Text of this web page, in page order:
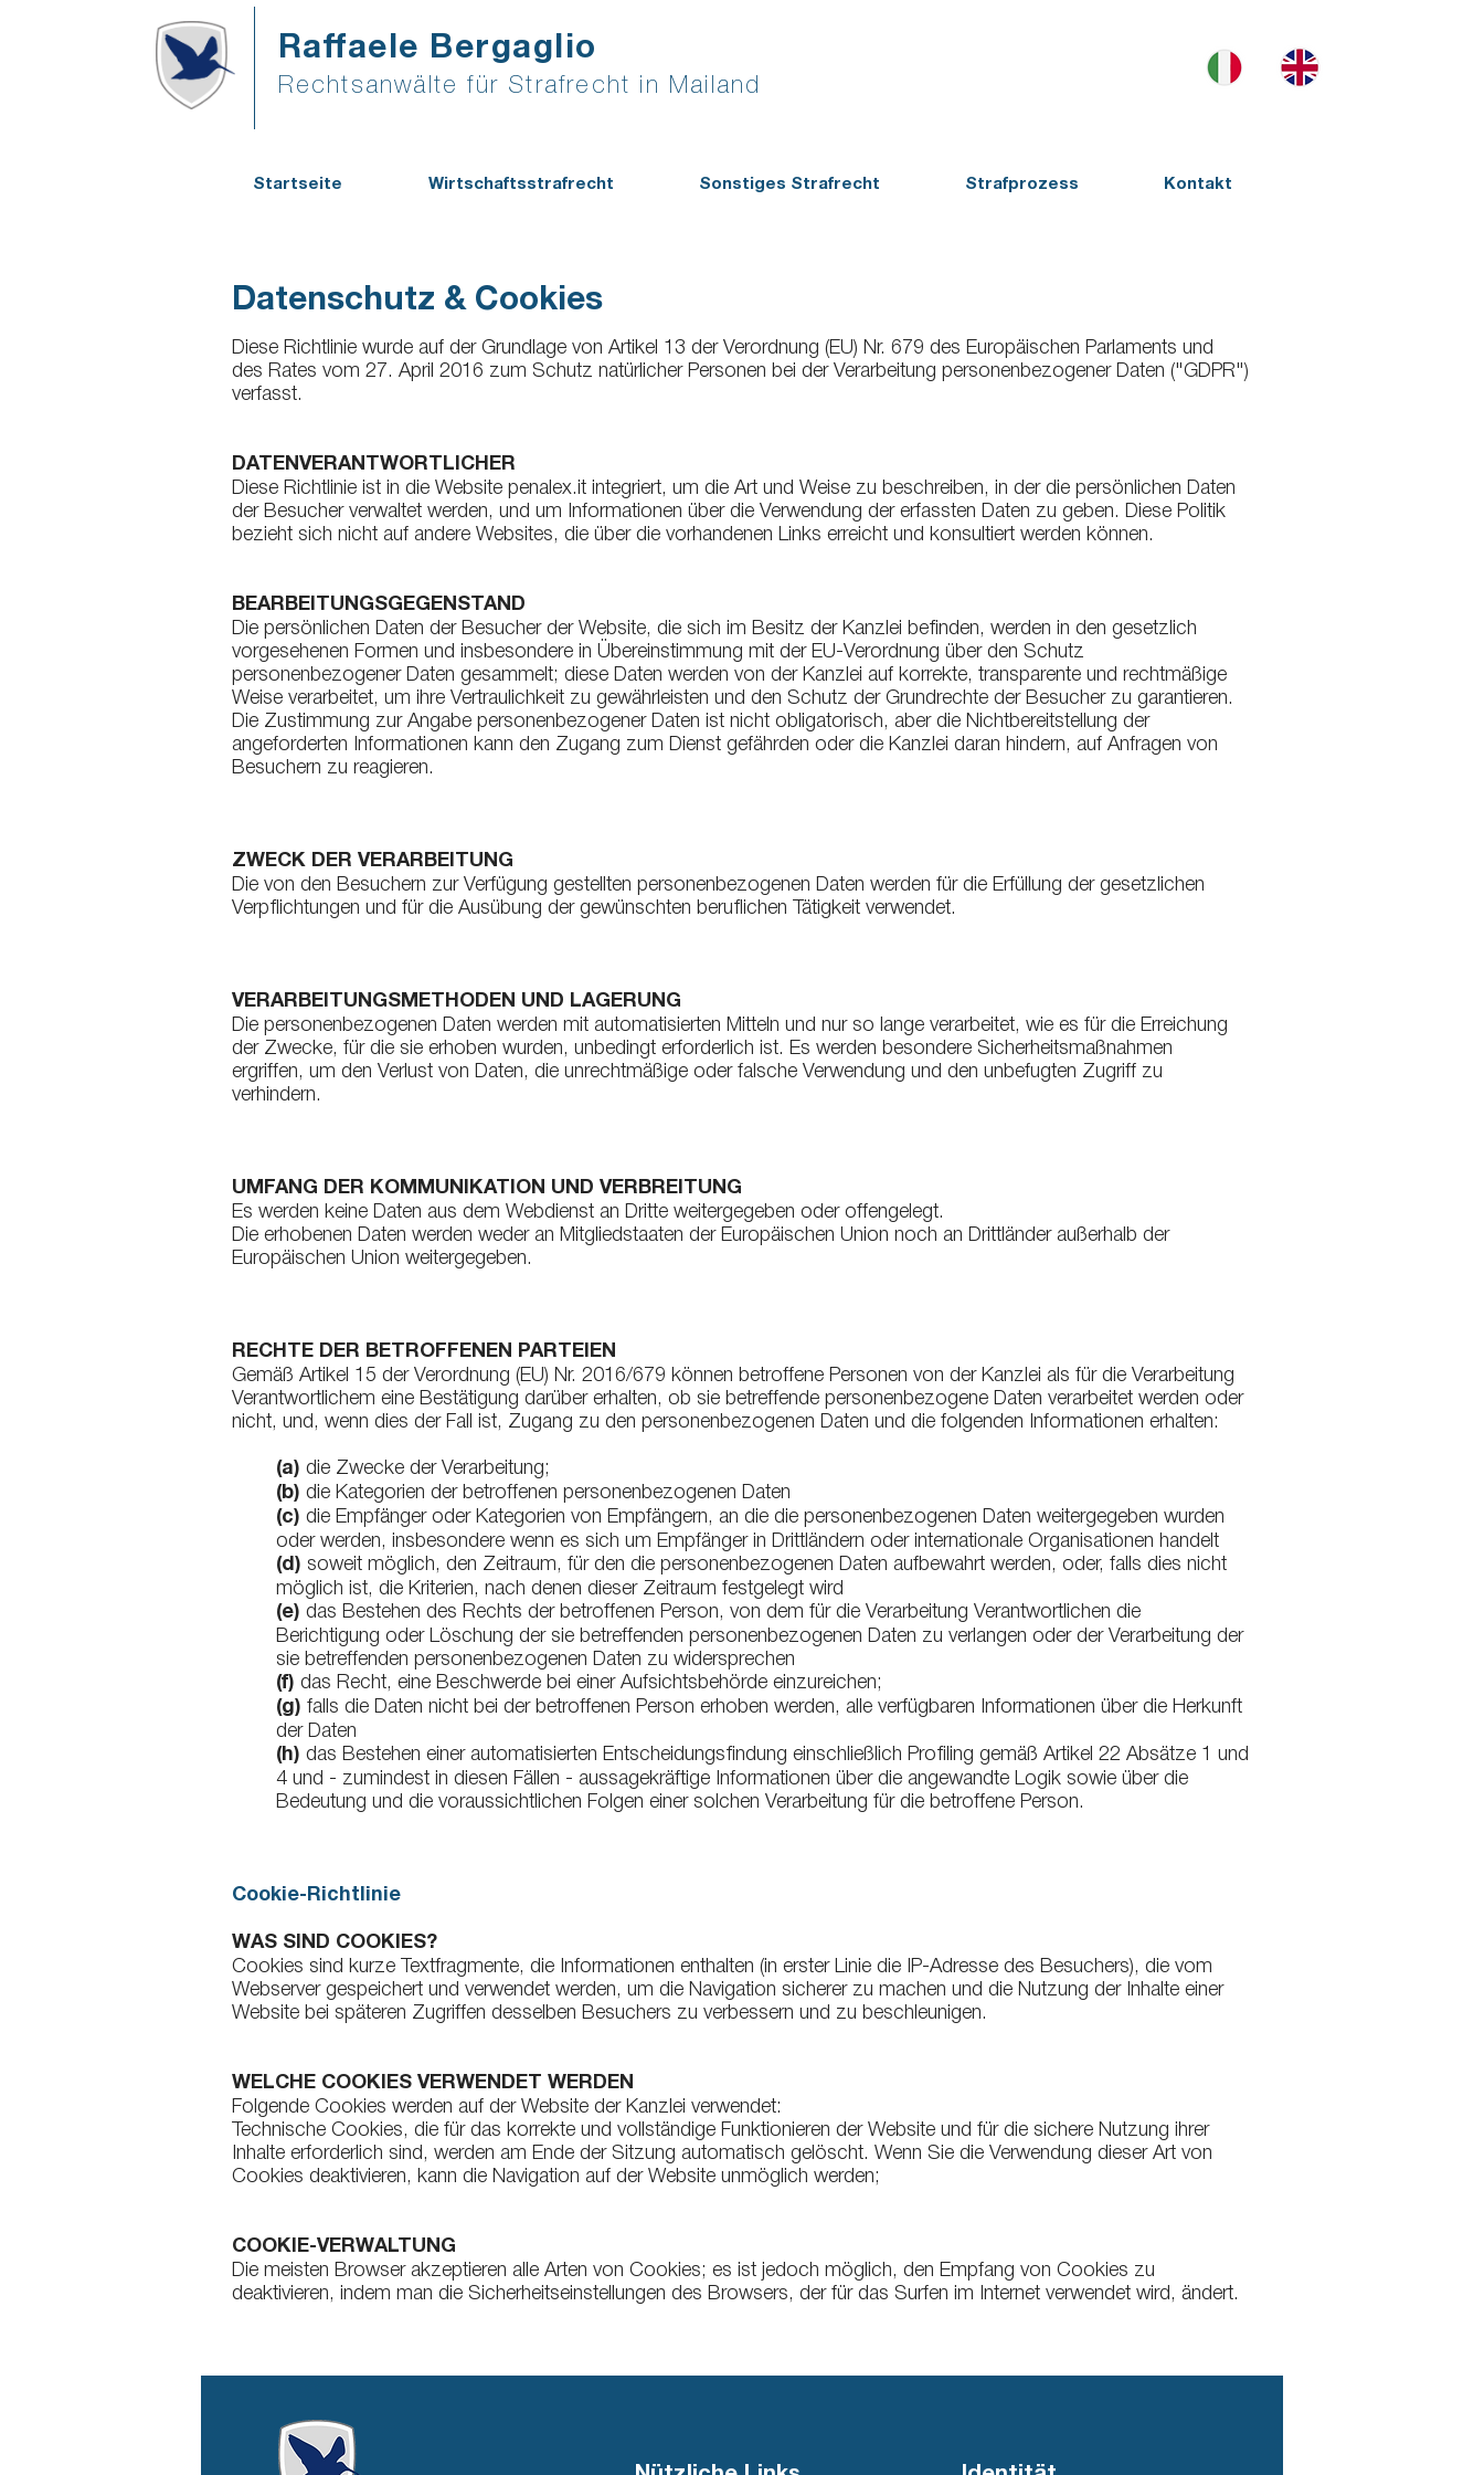
Raffaele Bergaglio
Rechtsanwälte für Strafrecht in Mailand
Startseite Wirtschaftsstrafrecht Sonstiges Strafrecht Strafprozess Kontakt
Datenschutz & Cookies
Diese Richtlinie wurde auf der Grundlage von Artikel 13 der Verordnung (EU) Nr. 679 des Europäischen Parlaments und
des Rates vom 27. April 2016 zum Schutz natürlicher Personen bei der Verarbeitung personenbezogener Daten ("GDPR")
verfasst.
DATENVERANTWORTLICHER
Diese Richtlinie ist in die Website penalex.it integriert, um die Art und Weise zu beschreiben, in der die persönlichen Daten
der Besucher verwaltet werden, und um Informationen über die Verwendung der erfassten Daten zu geben. Diese Politik
bezieht sich nicht auf andere Websites, die über die vorhandenen Links erreicht und konsultiert werden können.
BEARBEITUNGSGEGENSTAND
Die persönlichen Daten der Besucher der Website, die sich im Besitz der Kanzlei befinden, werden in den gesetzlich
vorgesehenen Formen und insbesondere in Übereinstimmung mit der EU-Verordnung über den Schutz
personenbezogener Daten gesammelt; diese Daten werden von der Kanzlei auf korrekte, transparente und rechtmäßige
Weise verarbeitet, um ihre Vertraulichkeit zu gewährleisten und den Schutz der Grundrechte der Besucher zu garantieren.
Die Zustimmung zur Angabe personenbezogener Daten ist nicht obligatorisch, aber die Nichtbereitstellung der
angeforderten Informationen kann den Zugang zum Dienst gefährden oder die Kanzlei daran hindern, auf Anfragen von
Besuchern zu reagieren.
ZWECK DER VERARBEITUNG
Die von den Besuchern zur Verfügung gestellten personenbezogenen Daten werden für die Erfüllung der gesetzlichen
Verpflichtungen und für die Ausübung der gewünschten beruflichen Tätigkeit verwendet.
VERARBEITUNGSMETHODEN UND LAGERUNG
Die personenbezogenen Daten werden mit automatisierten Mitteln und nur so lange verarbeitet, wie es für die Erreichung
der Zwecke, für die sie erhoben wurden, unbedingt erforderlich ist. Es werden besondere Sicherheitsmaßnahmen
ergriffen, um den Verlust von Daten, die unrechtmäßige oder falsche Verwendung und den unbefugten Zugriff zu
verhindern.
UMFANG DER KOMMUNIKATION UND VERBREITUNG
Es werden keine Daten aus dem Webdienst an Dritte weitergegeben oder offengelegt.
Die erhobenen Daten werden weder an Mitgliedstaaten der Europäischen Union noch an Drittländer außerhalb der
Europäischen Union weitergegeben.
RECHTE DER BETROFFENEN PARTEIEN
Gemäß Artikel 15 der Verordnung (EU) Nr. 2016/679 können betroffene Personen von der Kanzlei als für die Verarbeitung
Verantwortlichem eine Bestätigung darüber erhalten, ob sie betreffende personenbezogene Daten verarbeitet werden oder
nicht, und, wenn dies der Fall ist, Zugang zu den personenbezogenen Daten und die folgenden Informationen erhalten:
(a) die Zwecke der Verarbeitung;
(b) die Kategorien der betroffenen personenbezogenen Daten
(c) die Empfänger oder Kategorien von Empfängern, an die die personenbezogenen Daten weitergegeben wurden
oder werden, insbesondere wenn es sich um Empfänger in Drittländern oder internationale Organisationen handelt
(d) soweit möglich, den Zeitraum, für den die personenbezogenen Daten aufbewahrt werden, oder, falls dies nicht
möglich ist, die Kriterien, nach denen dieser Zeitraum festgelegt wird
(e) das Bestehen des Rechts der betroffenen Person, von dem für die Verarbeitung Verantwortlichen die
Berichtigung oder Löschung der sie betreffenden personenbezogenen Daten zu verlangen oder der Verarbeitung der
sie betreffenden personenbezogenen Daten zu widersprechen
(f) das Recht, eine Beschwerde bei einer Aufsichtsbehörde einzureichen;
(g) falls die Daten nicht bei der betroffenen Person erhoben werden, alle verfügbaren Informationen über die Herkunft
der Daten
(h) das Bestehen einer automatisierten Entscheidungsfindung einschließlich Profiling gemäß Artikel 22 Absätze 1 und
4 und - zumindest in diesen Fällen - aussagekräftige Informationen über die angewandte Logik sowie über die
Bedeutung und die voraussichtlichen Folgen einer solchen Verarbeitung für die betroffene Person.
Cookie-Richtlinie
WAS SIND COOKIES?
Cookies sind kurze Textfragmente, die Informationen enthalten (in erster Linie die IP-Adresse des Besuchers), die vom
Webserver gespeichert und verwendet werden, um die Navigation sicherer zu machen und die Nutzung der Inhalte einer
Website bei späteren Zugriffen desselben Besuchers zu verbessern und zu beschleunigen.
WELCHE COOKIES VERWENDET WERDEN
Folgende Cookies werden auf der Website der Kanzlei verwendet:
Technische Cookies, die für das korrekte und vollständige Funktionieren der Website und für die sichere Nutzung ihrer
Inhalte erforderlich sind, werden am Ende der Sitzung automatisch gelöscht. Wenn Sie die Verwendung dieser Art von
Cookies deaktivieren, kann die Navigation auf der Website unmöglich werden;
COOKIE-VERWALTUNG
Die meisten Browser akzeptieren alle Arten von Cookies; es ist jedoch möglich, den Empfang von Cookies zu
deaktivieren, indem man die Sicherheitseinstellungen des Browsers, der für das Surfen im Internet verwendet wird, ändert.